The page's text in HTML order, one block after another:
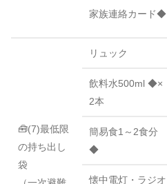
家族連絡カード◆
🧰(7)最低限
の持ち出し
袋
リュック
飲料水500ml ◆×
2本
簡易食1～2食分
◆
懐中電灯・ラジオ